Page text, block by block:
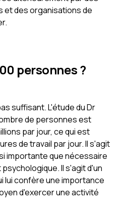
des organisations de
personnes ?
suffisant. L'étude du Dr
de personnes est
par jour, ce qui est
de travail par jour. Il s'agit
importante que nécessaire
Il s'agit d'un
lui confère une importance
d'exercer une activité